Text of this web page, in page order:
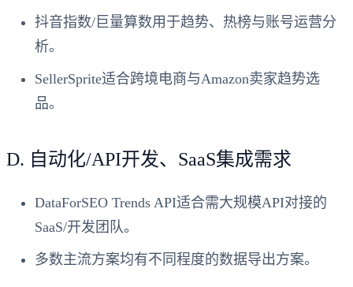
抖音指数/巨量算数用于趋势、热榜与账号运营分
析。
SellerSprite适合跨境电商与Amazon卖家趋势选
品。
D. 自动化/API开发、SaaS集成需求
DataForSEO Trends API适合需大规模API对接的
SaaS/开发团队。
多数主流方案均有不同程度的数据导出方案。